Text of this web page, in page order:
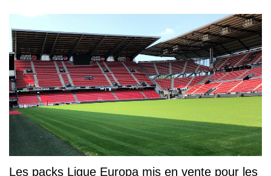
Les packs Ligue Europa mis en vente pour les